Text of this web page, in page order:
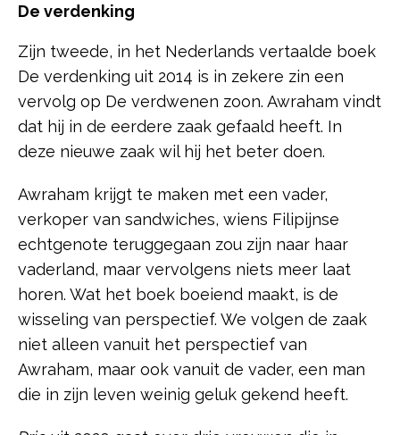
De verdenking
Zijn tweede, in het Nederlands vertaalde boek
De verdenking uit 2014 is in zekere zin een
vervolg op De verdwenen zoon. Awraham vindt
dat hij in de eerdere zaak gefaald heeft. In
deze nieuwe zaak wil hij het beter doen.
Awraham krijgt te maken met een vader,
verkoper van sandwiches, wiens Filipijnse
echtgenote teruggegaan zou zijn naar haar
vaderland, maar vervolgens niets meer laat
horen. Wat het boek boeiend maakt, is de
wisseling van perspectief. We volgen de zaak
niet alleen vanuit het perspectief van
Awraham, maar ook vanuit de vader, een man
die in zijn leven weinig geluk gekend heeft.